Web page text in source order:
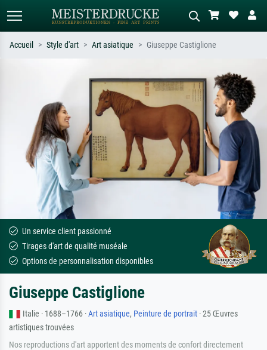
Recherchez par artiste, titre ou style –
ex. Monet, Nuit étoilée,
impressionnisme, vague de Hokusai,
nu.
Décrivez la scène – ex. prairie verte,
abstrait avec beaucoup de rouge,
tableau sombre, nu debout près d'un
arbre.
Accueil Style d'art Art asiatique Giuseppe Castiglione
Un service client passionné
Tirages d'art de qualité muséale
Options de personnalisation disponibles
Giuseppe Castiglione
Italie · 1688–1766 ·Art asiatique, Peinture de portrait · 25 Œuvres
artistiques trouvées
Nos reproductions d'art apportent des moments de confort directement